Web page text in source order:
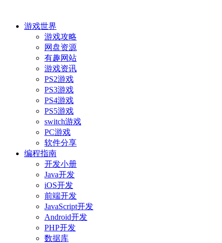
游戏世界
游戏攻略
网盘资源
有趣网站
游戏资讯
PS2游戏
PS3游戏
PS4游戏
PS5游戏
switch游戏
PC游戏
软件分享
编程指南
开发小册
Java开发
iOS开发
前端开发
JavaScript开发
Android开发
PHP开发
数据库